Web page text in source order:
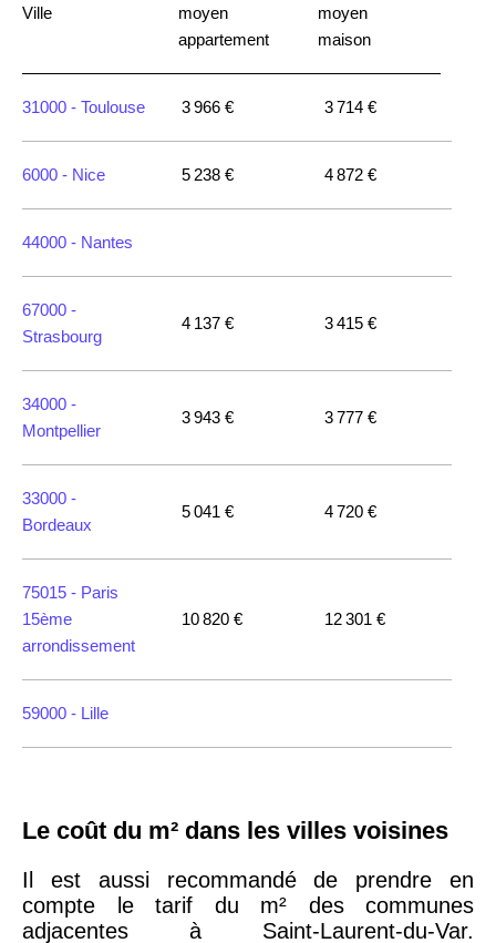
Ville
moyen
appartement
moyen
maison
31000 - Toulouse 3 966 € 3 714 €
6000 - Nice 5 238 € 4 872 €
44000 - Nantes
67000 -
Strasbourg
4 137 € 3 415 €
34000 -
Montpellier
3 943 € 3 777 €
33000 -
Bordeaux
5 041 € 4 720 €
75015 - Paris
15ème
arrondissement
10 820 € 12 301 €
59000 - Lille
18ème
arrondissement
10 114 € 11 322 €
Le coût du m² dans les villes voisines
Il est aussi recommandé de prendre en
compte le tarif du m² des communes
adjacentes à Saint-Laurent-du-Var.